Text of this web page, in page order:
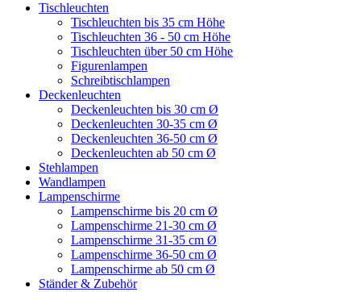
Tischleuchten
Tischleuchten bis 35 cm Höhe
Tischleuchten 36 - 50 cm Höhe
Tischleuchten über 50 cm Höhe
Figurenlampen
Schreibtischlampen
Deckenleuchten
Deckenleuchten bis 30 cm Ø
Deckenleuchten 30-35 cm Ø
Deckenleuchten 36-50 cm Ø
Deckenleuchten ab 50 cm Ø
Stehlampen
Wandlampen
Lampenschirme
Lampenschirme bis 20 cm Ø
Lampenschirme 21-30 cm Ø
Lampenschirme 31-35 cm Ø
Lampenschirme 36-50 cm Ø
Lampenschirme ab 50 cm Ø
Ständer & Zubehör